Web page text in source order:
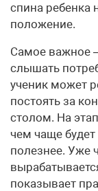
спина ребенка
положение.
Самое важное
слышать
ученик может
постоять за
столом. На
чем чаще
полезнее. Уже
показывает